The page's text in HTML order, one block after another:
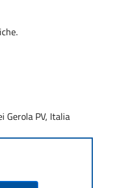
Gerola PV, Italia